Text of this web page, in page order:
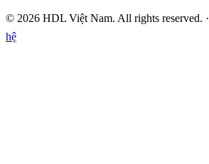
© 2026 HDL Việt Nam. All rights reserved. ·
hệ